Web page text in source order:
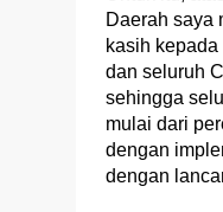
Daerah saya
kasih
dan seluruh
sehingga
mulai dari
dengan
dengan